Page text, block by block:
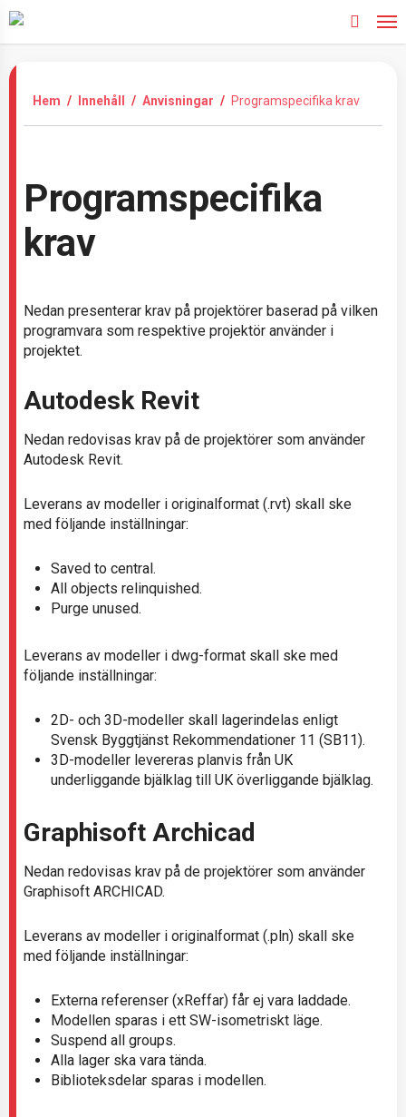
Skip
to
main
content
search
Hem / Innehåll / Anvisningar / Programspecifika krav
Programspecifika
krav
Nedan presenterar krav på projektörer baserad på vilken
programvara som respektive projektör använder i
projektet.
Autodesk Revit
Nedan redovisas krav på de projektörer som använder
Autodesk Revit.
Leverans av modeller i originalformat (.rvt) skall ske
med följande inställningar:
Saved to central.
All objects relinquished.
Purge unused.
Leverans av modeller i dwg-format skall ske med
följande inställningar:
2D- och 3D-modeller skall lagerindelas enligt
Svensk Byggtjänst Rekommendationer 11 (SB11).
3D-modeller levereras planvis från UK
underliggande bjälklag till UK överliggande bjälklag.
Graphisoft Archicad
Nedan redovisas krav på de projektörer som använder
Graphisoft ARCHICAD.
Leverans av modeller i originalformat (.pln) skall ske
med följande inställningar:
Externa referenser (xReffar) får ej vara laddade.
Modellen sparas i ett SW-isometriskt läge.
Suspend all groups.
Alla lager ska vara tända.
Biblioteksdelar sparas i modellen.